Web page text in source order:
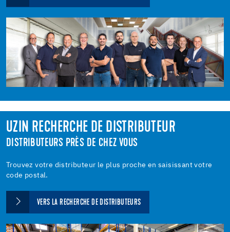
UZIN RECHERCHE DE DISTRIBUTEUR
DISTRIBUTEURS PRÈS DE CHEZ VOUS
Trouvez votre distributeur le plus proche en saisissant votre
code postal.
VERS LA RECHERCHE DE DISTRIBUTEURS